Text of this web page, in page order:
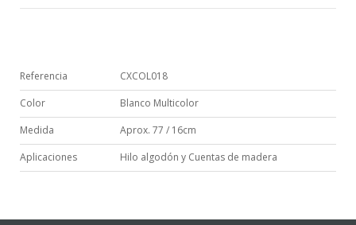
Referencia
CXCOL018
Color
Blanco Multicolor
Medida
Aprox. 77 / 16cm
Aplicaciones
Hilo algodón y Cuentas de madera